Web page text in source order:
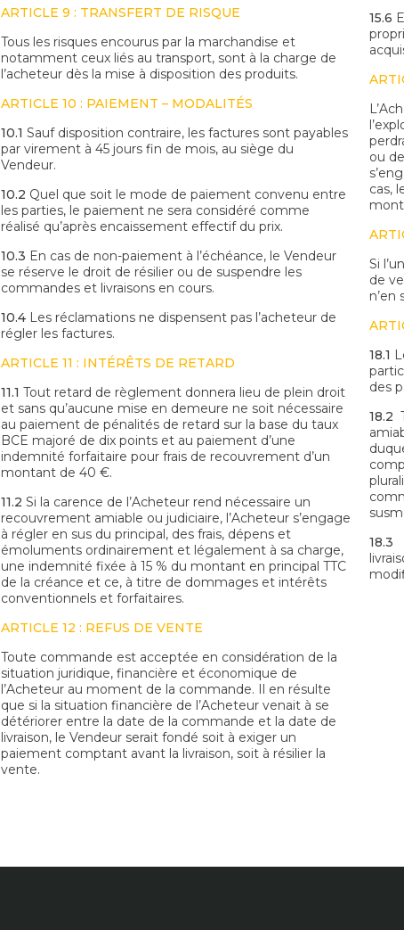
ARTICLE 9 : TRANSFERT DE RISQUE
Tous les risques encourus par la marchandise et
notamment ceux liés au transport, sont à la charge de
l’acheteur dès la mise à disposition des produits.
ARTICLE 10 : PAIEMENT – MODALITÉS
10.1 Sauf disposition contraire, les factures sont payables
par virement à 45 jours fin de mois, au siège du
Vendeur.
10.2 Quel que soit le mode de paiement convenu entre
les parties, le paiement ne sera considéré comme
réalisé qu’après encaissement effectif du prix.
10.3 En cas de non-paiement à l’échéance, le Vendeur
se réserve le droit de résilier ou de suspendre les
commandes et livraisons en cours.
10.4Les réclamations ne dispensent pas l’acheteur de
régler les factures.
ARTICLE 11 : INTÉRÊTS DE RETARD
11.1 Tout retard de règlement donnera lieu de plein droit
et sans qu’aucune mise en demeure ne soit nécessaire
au paiement de pénalités de retard sur la base du taux
BCE majoré de dix points et au paiement d’une
indemnité forfaitaire pour frais de recouvrement d’un
montant de 40 €.
11.2 Si la carence de l’Acheteur rend nécessaire un
recouvrement amiable ou judiciaire, l’Acheteur s’engage
à régler en sus du principal, des frais, dépens et
émoluments ordinairement et légalement à sa charge,
une indemnité fixée à 15 % du montant en principal TTC
de la créance et ce, à titre de dommages et intérêts
conventionnels et forfaitaires.
ARTICLE 12 : REFUS DE VENTE
Toute commande est acceptée en considération de la
situation juridique, financière et économique de
l’Acheteur au moment de la commande. Il en résulte
que si la situation financière de l’Acheteur venait à se
détériorer entre la date de la commande et la date de
livraison, le Vendeur serait fondé soit à exiger un
paiement comptant avant la livraison, soit à résilier la
vente.
15.6
ou
cas,
Si
de
n’en
18.1
des
18.2
18.3